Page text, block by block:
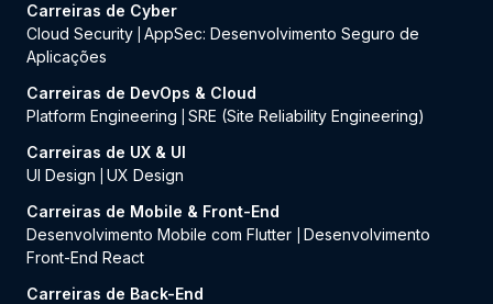
Carreiras de Cyber
Cloud Security AppSec: Desenvolvimento Seguro de
Aplicações
Carreiras de DevOps & Cloud
Platform Engineering
SRE (Site Reliability Engineering)
Carreiras de UX & UI
UI Design
UX Design
Carreiras de Mobile & Front-End
Desenvolvimento Mobile com Flutter
Desenvolvimento
Front-End React
Carreiras de Back-End